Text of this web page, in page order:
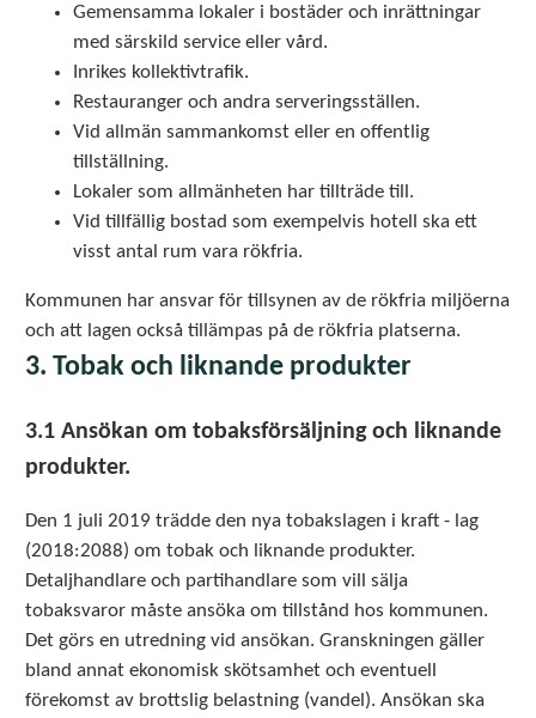
Gemensamma lokaler i bostäder och inrättningar
med särskild service eller vård.
Inrikes kollektivtrafik.
Restauranger och andra serveringsställen.
Vid allmän sammankomst eller en offentlig
tillställning.
Lokaler som allmänheten har tillträde till.
Vid tillfällig bostad som exempelvis hotell ska ett
visst antal rum vara rökfria.
Kommunen har ansvar för tillsynen av de rökfria miljöerna
och att lagen också tillämpas på de rökfria platserna.
3. Tobak och liknande produkter
3.1 Ansökan om tobaksförsäljning och liknande
produkter.
Den 1 juli 2019 trädde den nya tobakslagen i kraft - lag
(2018:2088) om tobak och liknande produkter.
Detaljhandlare och partihandlare som vill sälja
tobaksvaror måste ansöka om tillstånd hos kommunen.
Det görs en utredning vid ansökan. Granskningen gäller
bland annat ekonomisk skötsamhet och eventuell
förekomst av brottslig belastning (vandel). Ansökan ska